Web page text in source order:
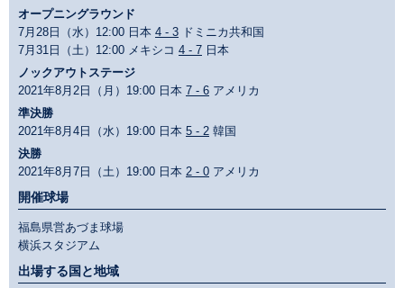
オープニングラウンド
7月28日（水）12:00 日本 4 - 3 ドミニカ共和国
7月31日（土）12:00 メキシコ 4 - 7 日本
ノックアウトステージ
2021年8月2日（月）19:00 日本 7 - 6 アメリカ
準決勝
2021年8月4日（水）19:00 日本 5 - 2 韓国
決勝
2021年8月7日（土）19:00 日本 2 - 0 アメリカ
開催球場
福島県営あづま球場
横浜スタジアム
出場する国と地域